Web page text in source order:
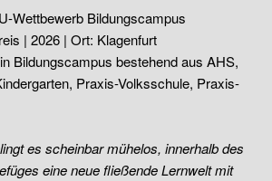
Wettbewerb Bildungscampus
| 2026 | Ort: Klagenfurt
Bildungscampus bestehend aus AHS,
Praxis-Volksschule, Praxis-
es scheinbar mühelos, innerhalb des
eine neue fließende Lernwelt mit